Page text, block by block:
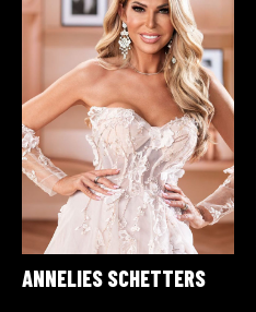
ANNELIES SCHETTERS